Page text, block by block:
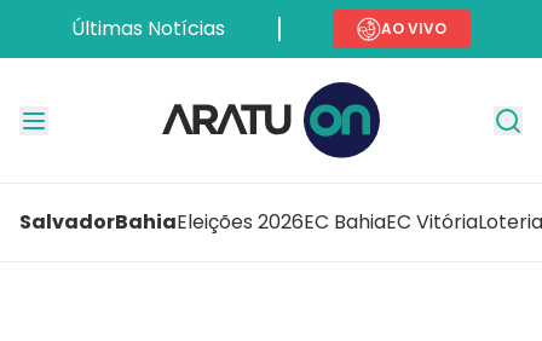
Últimas Notícias AO VIVO
SalvadorBahiaEleições 2026EC BahiaEC Vitória